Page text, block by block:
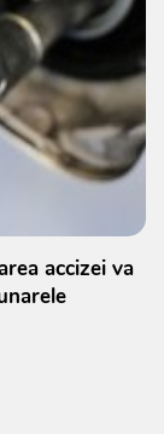
accizei va